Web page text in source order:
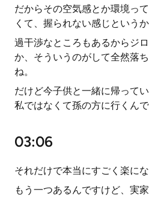
だからその空気感とか環境っ
くて、握られない感じというか
過干渉なところもあるからジ
か、そういうのがして全然落
ね。
だけど今子供と一緒に帰って
私ではなくて孫の方に行くんで
03:06
それだけで本当にすごく楽にな
もう一つあるんですけど、実